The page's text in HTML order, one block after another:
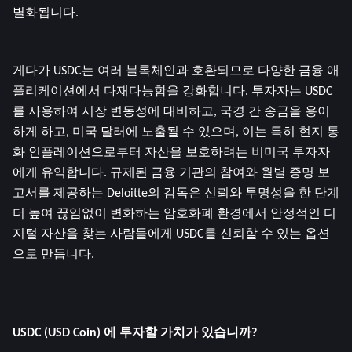
별화됩니다.
게다가 USDC는 여러 블록체인과 호환되므로 다양한 금융 애
플리케이션에서 다재다능함을 강화합니다. 투자자는 USDC
를 사용하여 시장 변동성에 대비하고, 국경 간 송금을 용이
하게 하고, 미국 달러에 노출될 수 있으며, 이는 특히 현지 통
화 인플레이션으로부터 자산을 보호하려는 비미국 투자자
에게 유익합니다. 규제된 금융 기관의 참여와 월별 증명 보
고서를 제공하는 Deloitte의 감독은 신뢰와 투명성을 한 단계
더 높여 끊임없이 변화하는 암호화폐 환경에서 안정적인 디
지털 자산을 찾는 사람들에게 USDC를 신뢰할 수 있는 옵션
으로 만듭니다.
USDC (USD Coin) 에 투자할 가치가 있습니까?